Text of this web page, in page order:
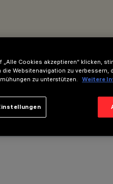
„Alle Cookies akzeptieren“ klicken,
die Websitenavigation zu
zu unterstützen.
Weitere